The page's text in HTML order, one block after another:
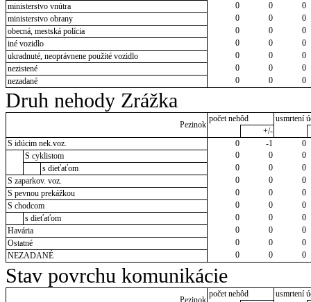
ministerstvo vnútra
0 0
0
ministerstvo obrany
0 0
0
obecná, mestská polícia
0 0
0
iné vozidlo
0 0
0
ukradnuté, neoprávnene použité vozidlo
0 0
0
nezistené
0 0
0
nezadané
0 0 0
Druh nehody Zrážka
Pezinok
počet nehôd
usmrtení
+/-
S idúcim nek.voz.
0 -1
0
S cyklistom
0 0
0
s dieťaťom
0 0
0
S zaparkov. voz.
0 0
0
S pevnou prekážkou
0 0
0
S chodcom
0 0
0
s dieťaťom
0 0
0
Havária
0 0
0
Ostatné
0 0
0
NEZADANÉ
0 0 0
Stav povrchu komunikácie
Pezinok
počet nehôd
usmrtení